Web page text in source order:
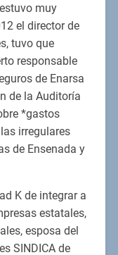
muy
el director de
tuvo que
responsable
de Enarsa
de la Auditoría
*gastos
irregulares
de Ensenada y
K de integrar a
estatales,
esposa del
SINDICA de